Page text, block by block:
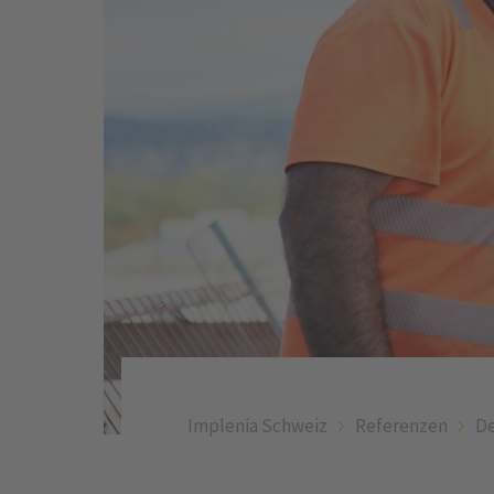
Implenia Schweiz Referenzen